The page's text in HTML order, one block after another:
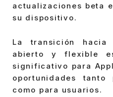
actualizaciones beta
su dispositivo.
La transición hacia
abierto y flexible
significativo para
oportunidades tanto
como para usuarios.